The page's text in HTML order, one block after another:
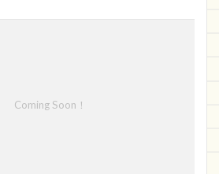
Coming Soon！